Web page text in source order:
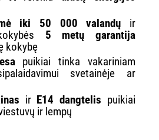
iki 50 000 valandų ir
5 metų garantija
kokybę
puikiai tinka vakariniam
svetainėje ar
ir E14 dangtelis puikiai
ir lempų